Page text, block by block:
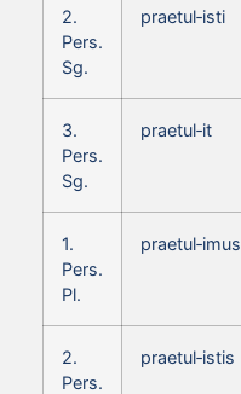
2.
Pers.
Sg.
praetul‑isti
3.
Pers.
Sg.
praetul‑it
1.
Pers.
Pl.
praetul‑imus
2.
Pers.
praetul‑istis